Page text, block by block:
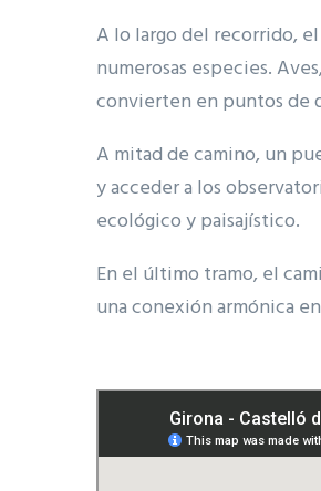
A lo largo del recorrido,
numerosas especies.
convierten en puntos de
A mitad de camino, un
y acceder a los
ecológico y paisajístico.
En el último tramo, el
una conexión armónica